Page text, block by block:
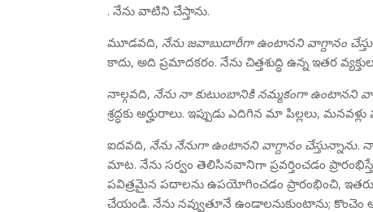
. నేను వాటిని చేస్తాను.
మూడవది, నేను జవాబుదారీగా ఉంటానని వాగ్దానం
కాదు, అది ప్రమాదకరం. నేను చిత్తశుద్ధి ఉన్న ఇతర
నాల్గవది, నేను నా కుటుంబానికి నమ్మకంగా ఉంటానని
శ్రద్ధకు అర్హురాలు. ఇప్పుడు ఎదిగిన మా పిల్లలు,
ఐదవది, నేను నేనుగా ఉంటానని వాగ్దానం చేస్తున్నాను.
మాట. నేను సర్వం తెలిసినవానిగా ప్రవర్తించడం
పవిత్రమైన పదాలను ఉపయోగించడం ప్రారంభించి,
చేయండి. నేను నవ్వుతూనే ఉండాలనుకుంటాను;